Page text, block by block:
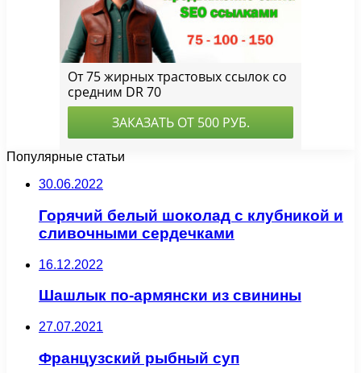
Популярные статьи
30.06.2022
Горячий белый шоколад с клубникой и
сливочными сердечками
16.12.2022
Шашлык по-армянски из свинины
27.07.2021
Французский рыбный суп